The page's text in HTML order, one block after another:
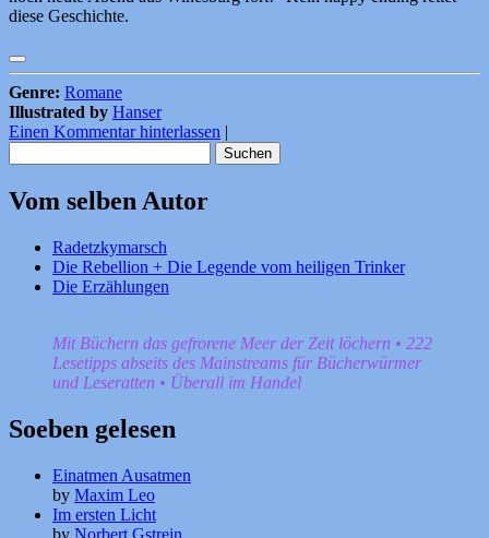
diese Geschichte.
Genre: Romane
Illustrated by Hanser
Einen Kommentar hinterlassen |
nach:
Vom selben Autor
Radetzkymarsch
Die Rebellion + Die Legende vom heiligen Trinker
Die Erzählungen
Mit Büchern das gefrorene Meer der Zeit löchern • 222
Lesetipps abseits des Mainstreams für Bücherwürmer
und Leseratten • Überall im Handel
Soeben gelesen
Einatmen Ausatmen
by Maxim Leo
Im ersten Licht
by Norbert Gstrein